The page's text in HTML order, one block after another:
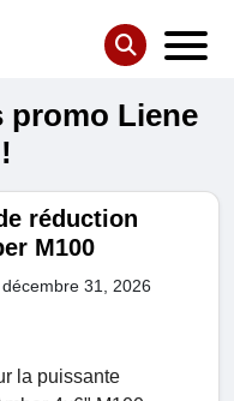
promo Liene
réduction
M100
31, 2026
la puissante